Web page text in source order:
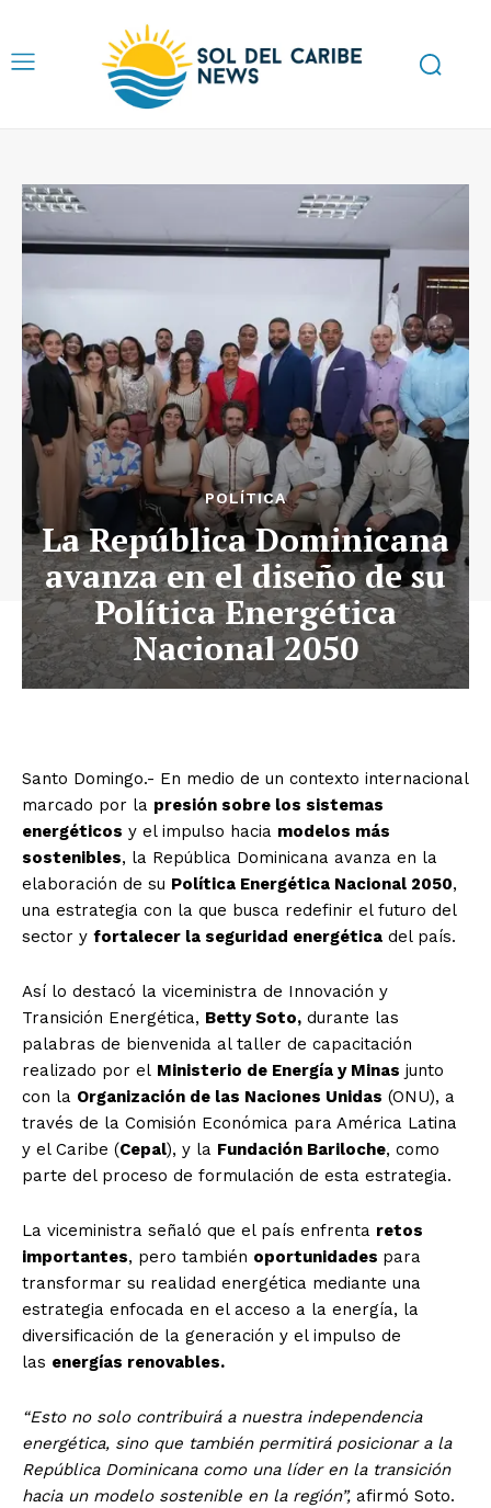
POLÍTICA
La República Dominicana
avanza en el diseño de su
Política Energética
Nacional 2050
Santo Domingo.- En medio de un contexto internacional
marcado por la presión sobre los sistemas
energéticos y el impulso hacia modelos más
sostenibles, la República Dominicana avanza en la
elaboración de su Política Energética Nacional 2050,
una estrategia con la que busca redefinir el futuro del
sector y fortalecer la seguridad energética del país.
Así lo destacó la viceministra de Innovación y
Transición Energética, Betty Soto, durante las
palabras de bienvenida al taller de capacitación
realizado por el Ministerio de Energía y Minas junto
con la Organización de las Naciones Unidas (ONU), a
través de la Comisión Económica para América Latina
y el Caribe (Cepal), y la Fundación Bariloche, como
parte del proceso de formulación de esta estrategia.
La viceministra señaló que el país enfrenta retos
importantes, pero también oportunidades para
transformar su realidad energética mediante una
estrategia enfocada en el acceso a la energía, la
diversificación de la generación y el impulso de
las energías renovables.
“Esto no solo contribuirá a nuestra independencia
energética, sino que también permitirá posicionar a la
República Dominicana como una líder en la transición
hacia un modelo sostenible en la región”, afirmó Soto.